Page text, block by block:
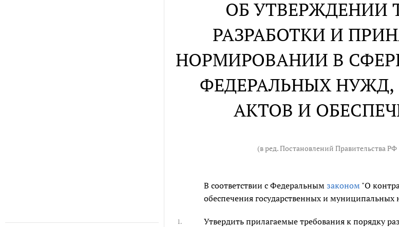
ОБ УТВЕРЖДЕНИИ
РАЗРАБОТКИ И
НОРМИРОВАНИИ В
ФЕДЕРАЛЬНЫХ
АКТОВ И
(в ред. Постановлений Правительства РФ
В соответствии с Федеральным законом "О
обеспечения государственных и муниципальных
1. Утвердить прилагаемые требования к порядку